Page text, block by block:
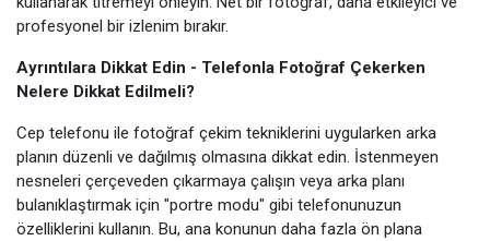
profesyonel bir izlenim bırakır.
Ayrıntılara Dikkat Edin - Telefonla Fotoğraf Çekerken
Nelere Dikkat Edilmeli?
Cep telefonu ile fotoğraf çekim tekniklerini uygularken arka
planın düzenli ve dağılmış olmasına dikkat edin. İstenmeyen
nesneleri çerçeveden çıkarmaya çalışın veya arka planı
bulanıklaştırmak için "portre modu" gibi telefonunuzun
özelliklerini kullanın. Bu, ana konunun daha fazla ön plana